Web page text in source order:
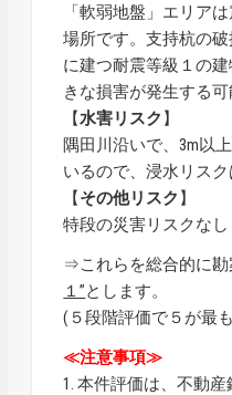
「軟弱地盤」エリア
場所です。支持杭の
に建つ耐震等級１の
きな損害が発生する可
【水害リスク 】
隅田川沿いで、3m以
いるので、浸水リスク
【その他リスク 】
特段の災害リスクなし
⇒これらを総合的に勘
１”とします。
(５段階評価で５が最
≪注意事項≫
1. 本件評価は、不動